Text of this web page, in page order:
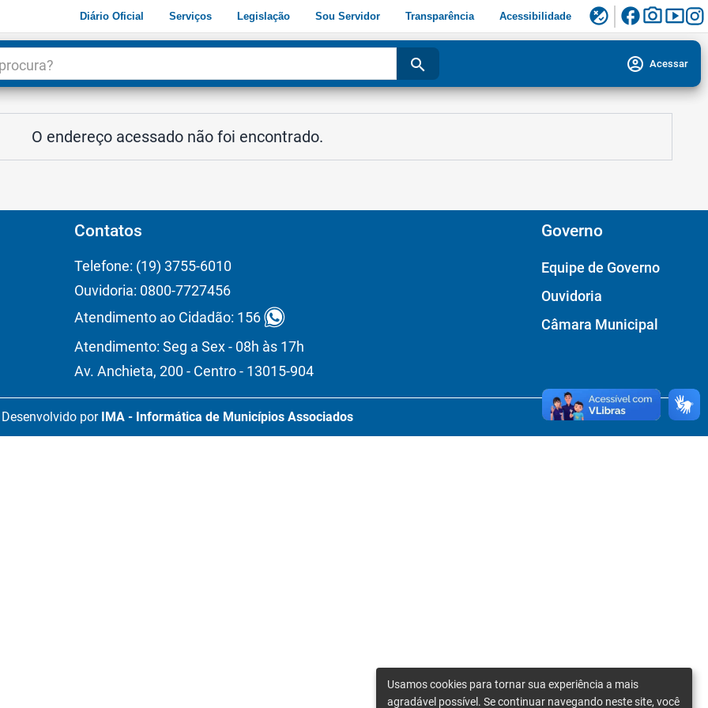
Diário Oficial Serviços Legislação Sou Servidor Transparência Acessibilidade flaky facebookphoto_camerasmart_display
search account_circle Acessar
O endereço acessado não foi encontrado.
Contatos
Telefone: (19) 3755-6010
Ouvidoria: 0800-7727456
Atendimento ao Cidadão: 156
Atendimento: Seg a Sex - 08h às 17h
Av. Anchieta, 200 - Centro - 13015-904
Governo
Equipe de Governo
Ouvidoria
Câmara Municipal
Desenvolvido por IMA - Informática de Municípios Associados
Usamos cookies para tornar sua experiência a mais
agradável possível. Se continuar navegando neste site, você